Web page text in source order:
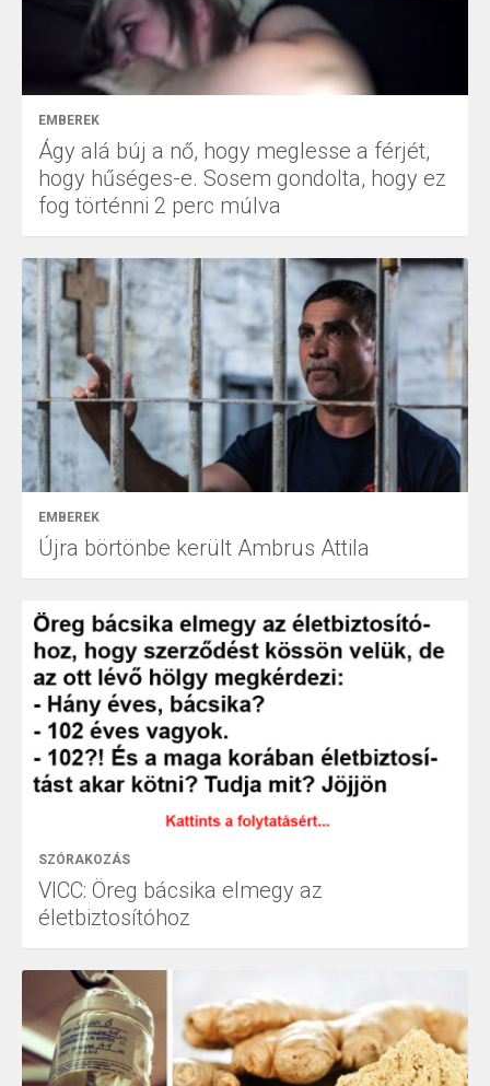
EMBEREK
Ágy alá búj a nő, hogy meglesse a férjét,
hogy hűséges-e. Sosem gondolta, hogy ez
fog történni 2 perc múlva
EMBEREK
Újra börtönbe került Ambrus Attila
SZÓRAKOZÁS
VICC: Öreg bácsika elmegy az
életbiztosítóhoz